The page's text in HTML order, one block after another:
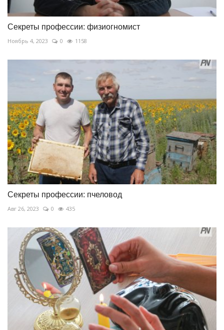
Секреты профессии: физиогномист
Ноябрь 4, 2023 0 1158
Секреты профессии: пчеловод
Авг 26, 2023 0 435